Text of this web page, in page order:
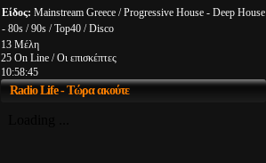
Είδος: Mainstream Greece / Progressive House - Deep House
- 80s / 90s / Top40 / Disco
13 Μέλη
25 On Line / Οι επισκέπτες
10:58:45
RadioLife - Τώρα ακούτε